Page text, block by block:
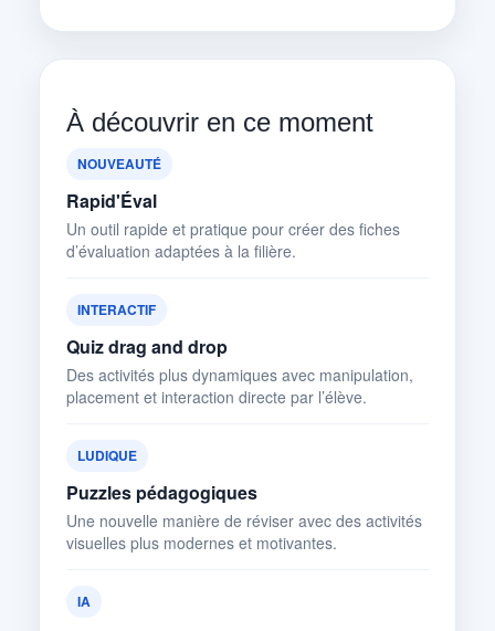
À découvrir en ce moment
NOUVEAUTÉ
Rapid'Éval
Un outil rapide et pratique pour créer des fiches
d’évaluation adaptées à la filière.
INTERACTIF
Quiz drag and drop
Des activités plus dynamiques avec manipulation,
placement et interaction directe par l’élève.
LUDIQUE
Puzzles pédagogiques
Une nouvelle manière de réviser avec des activités
visuelles plus modernes et motivantes.
IA